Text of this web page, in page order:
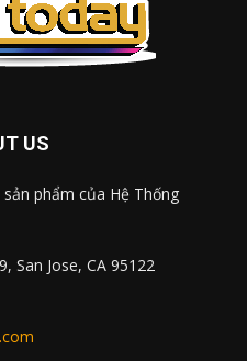
US
sản phẩm của Hệ Thống
San Jose, CA 95122